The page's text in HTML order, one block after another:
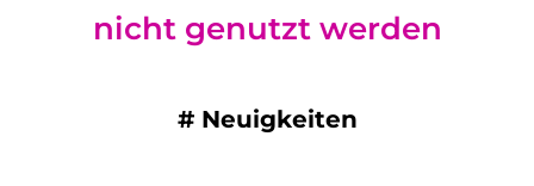
nicht genutzt werden
# Neuigkeiten